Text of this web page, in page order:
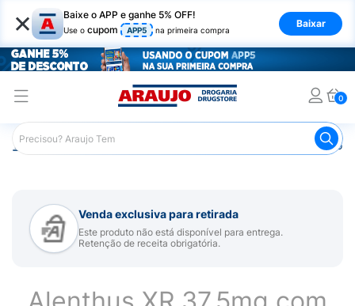
× Baixe o APP e ganhe 5% OFF!
Use o cupom APP5 na primeira compra
Baixar
0
Araujo Medicamentos Remédio para Sistema Nervoso
Venda exclusiva para retirada
Este produto não está disponível para entrega.
Retenção de receita obrigatória.